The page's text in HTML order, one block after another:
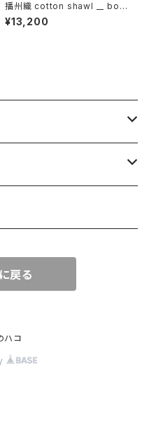
播州織 cotton shawl __ bord
er 220-120 紫電GK
¥13,200
戻る
コ